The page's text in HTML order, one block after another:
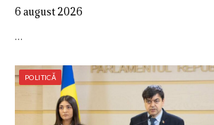
6 august 2026
…
POLITICĂ